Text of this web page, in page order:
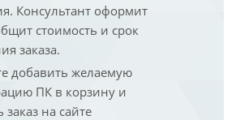
Консультант оформит
стоимость и срок
заказа.
добавить желаемую
ПК в корзину и
на сайте